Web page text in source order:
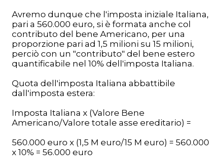
Avremo dunque che l'imposta iniziale Italiana,
pari a 560.000 euro, si è formata anche col
contributo del bene Americano, per una
proporzione pari ad 1,5 milioni su 15 milioni,
perciò con un "contributo" del bene estero
quantificabile nel 10% dell'imposta Italiana.
Quota dell'imposta Italiana abbattibile
dall'imposta estera:
Imposta Italiana x (Valore Bene
Americano/Valore totale asse ereditario) =
560.000 euro x (1,5 M euro/15 M euro) = 560.000
x 10% = 56.000 euro